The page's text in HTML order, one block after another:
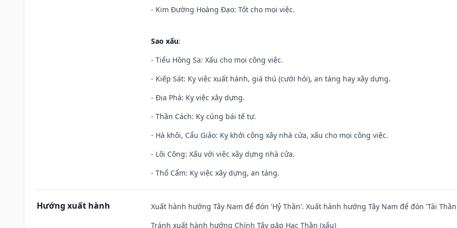
- Kim Đường Hoàng Đạo: Tốt cho mọi việc.
Sao xấu:
- Tiểu Hồng Sa: Xấu cho mọi công việc.
- Kiếp Sát: Kỵ việc xuất hành, giá thú (cưới hỏi), an táng hay xây dựng.
- Địa Phá: Kỵ việc xây dựng.
- Thần Cách: Kỵ cúng bái tế tự.
- Hà khôi, Cẩu Giảo: Kỵ khởi công xây nhà cửa, xấu cho mọi công việc.
- Lôi Công: Xấu với việc xây dựng nhà cửa.
- Thổ Cẩm: Kỵ việc xây dựng, an táng.
Hướng xuất hành
Xuất hành hướng Tây Nam để đón 'Hỷ Thần'. Xuất hành hướng Tây Nam để đón 'Tài
Tránh xuất hành hướng Chính Tây gặp Hạc Thần (xấu)